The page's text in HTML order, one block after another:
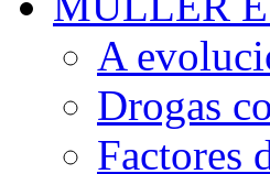
A
Drogas
Factores